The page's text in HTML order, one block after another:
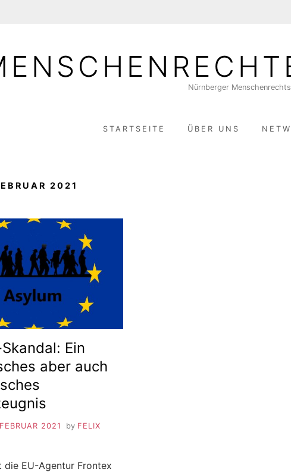
Nürnberger
STARTSEITE ÜBER UNS
2021
Ein
aber auch
2021 by FELIX
die EU-Agentur Frontex